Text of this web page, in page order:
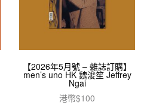
【2026年5月號 – 雜誌訂購】
men’s uno HK 魏浚笙 Jeffrey
Ngai
港幣$100